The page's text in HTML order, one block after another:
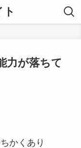
力が落ちて
かくあり